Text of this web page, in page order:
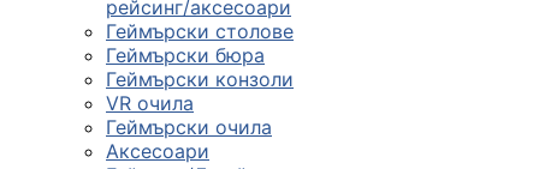
рейсинг/аксесоари
Геймърски столове
Геймърски бюра
Геймърски конзоли
VR очила
Геймърски очила
Аксесоари